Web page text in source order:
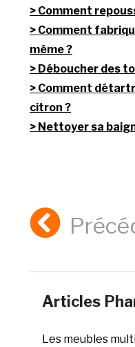
Comment
Comment
même ?
Déboucher des
Comment
citron ?
Nettoyer sa
Articles
Les meubles